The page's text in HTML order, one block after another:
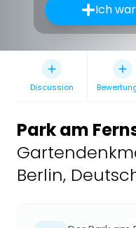
Ich
Discussion
Park am
Berlin,